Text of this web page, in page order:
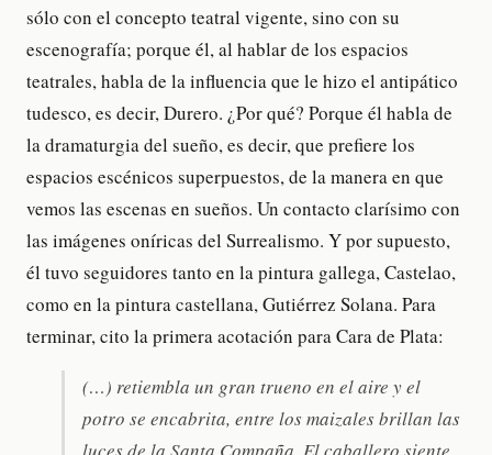
sólo con el concepto teatral vigente, sino con su
escenografía; porque él, al hablar de los espacios
teatrales, habla de la influencia que le hizo el antipático
tudesco, es decir, Durero. ¿Por qué? Porque él habla de
la dramaturgia del sueño, es decir, que prefiere los
espacios escénicos superpuestos, de la manera en que
vemos las escenas en sueños. Un contacto clarísimo con
las imágenes oníricas del Surrealismo. Y por supuesto,
él tuvo seguidores tanto en la pintura gallega, Castelao,
como en la pintura castellana, Gutiérrez Solana. Para
terminar, cito la primera acotación para Cara de Plata:
(…) retiembla un gran trueno en el aire y el
potro se encabrita, entre los maizales brillan las